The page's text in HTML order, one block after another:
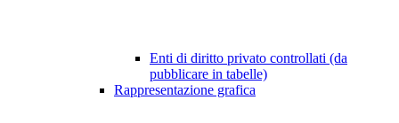
Enti di diritto privato controllati (da
pubblicare in tabelle)
Rappresentazione grafica